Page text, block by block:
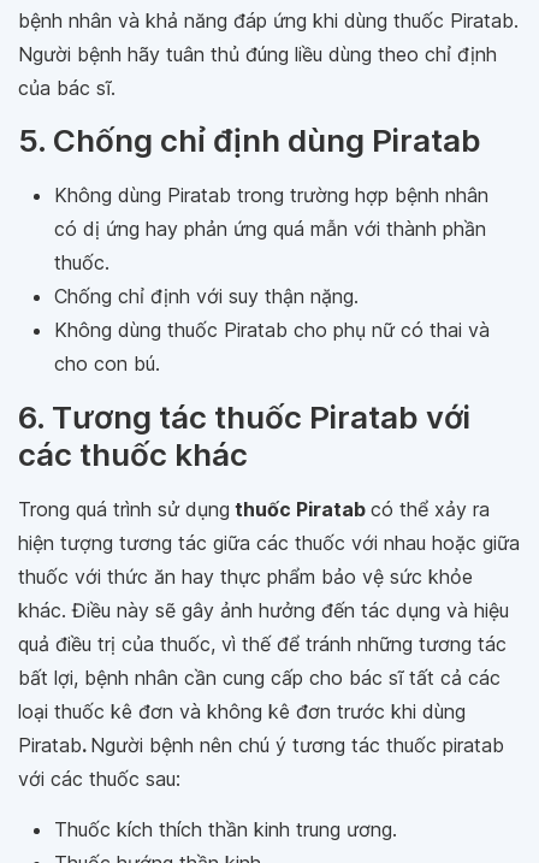
bệnh nhân và khả năng đáp ứng khi dùng thuốc Piratab.
Người bệnh hãy tuân thủ đúng liều dùng theo chỉ định
của bác sĩ.
5. Chống chỉ định dùng Piratab
Không dùng Piratab trong trường hợp bệnh nhân
có dị ứng hay phản ứng quá mẫn với thành phần
thuốc.
Chống chỉ định với suy thận nặng.
Không dùng thuốc Piratab cho phụ nữ có thai và
cho con bú.
6. Tương tác thuốc Piratab với
các thuốc khác
Trong quá trình sử dụng thuốc Piratab có thể xảy ra
hiện tượng tương tác giữa các thuốc với nhau hoặc giữa
thuốc với thức ăn hay thực phẩm bảo vệ sức khỏe
khác. Điều này sẽ gây ảnh hưởng đến tác dụng và hiệu
quả điều trị của thuốc, vì thế để tránh những tương tác
bất lợi, bệnh nhân cần cung cấp cho bác sĩ tất cả các
loại thuốc kê đơn và không kê đơn trước khi dùng
Piratab. Người bệnh nên chú ý tương tác thuốc piratab
với các thuốc sau:
Thuốc kích thích thần kinh trung ương.